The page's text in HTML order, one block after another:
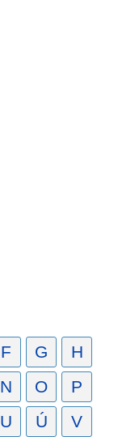
F G
H
N O
P
U Ú V